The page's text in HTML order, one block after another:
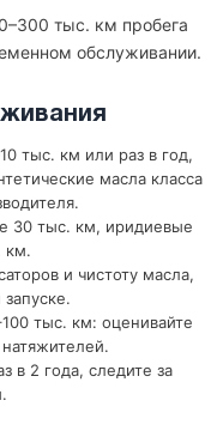
тыс. км пробега
обслуживании.
тыс. км или раз в год,
масла класса
30 тыс. км, иридиевые
км.
и чистоту масла,
тыс. км: оценивайте
в 2 года, следите за